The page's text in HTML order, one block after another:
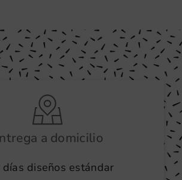
a domicilio
diseños estándar